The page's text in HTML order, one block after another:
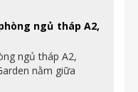
ngủ tháp A2,
ngủ tháp A2,
nằm giữa